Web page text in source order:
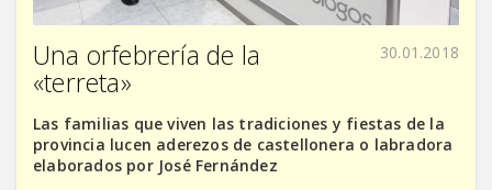
30.01.2018
Una orfebrería de la
«terreta»
Las familias que viven las tradiciones y fiestas de la
provincia lucen aderezos de castellonera o labradora
elaborados por José Fernández